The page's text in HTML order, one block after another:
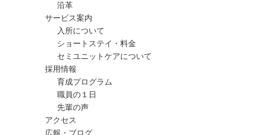
沿革
サービス案内
入所について
ショートステイ・料金
セミユニットケアについて
採用情報
育成プログラム
職員の１日
先輩の声
アクセス
広報・ブログ